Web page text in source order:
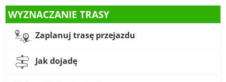
WYZNACZANIE TRASY
Zaplanuj trasę przejazdu
Jak dojadę